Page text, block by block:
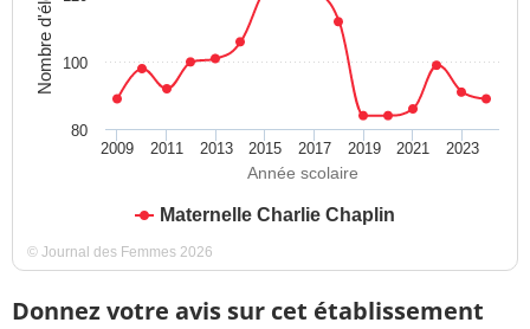
Année scolaire
Nombre d'élèves
Maternelle Charlie Chaplin
2009 2011 2013 2015 2017 2019 2021 2023
80
100
© Journal des Femmes 2026
Donnez votre avis sur cet établissement